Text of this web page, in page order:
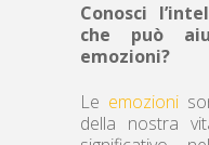
Conosci
che può
emozioni?
Le emozioni
della nostra